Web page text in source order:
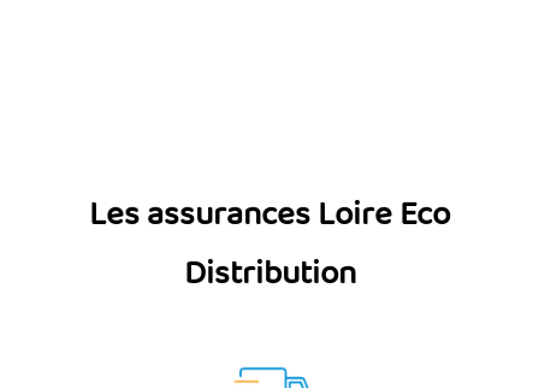
Les assurances Loire Eco
Distribution